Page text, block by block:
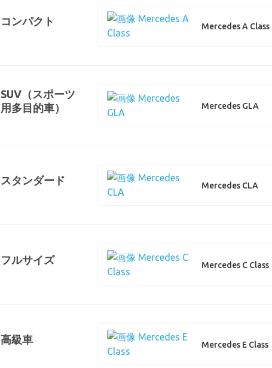
コンパクト Mercedes A Class
SUV（スポーツ
用多目的車）
Mercedes GLA
スタンダード Mercedes CLA
フルサイズ Mercedes C Class
高級車 Mercedes E Class